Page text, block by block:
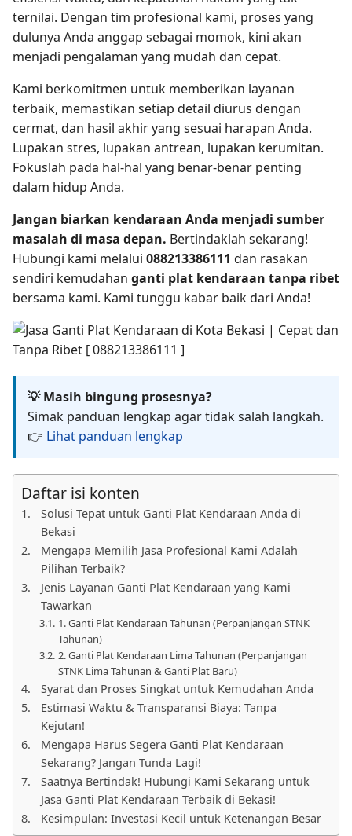
ternilai. Dengan tim profesional kami, proses yang
dulunya Anda anggap sebagai momok, kini akan
menjadi pengalaman yang mudah dan cepat.
Kami berkomitmen untuk memberikan layanan
terbaik, memastikan setiap detail diurus dengan
cermat, dan hasil akhir yang sesuai harapan Anda.
Lupakan stres, lupakan antrean, lupakan kerumitan.
Fokuslah pada hal-hal yang benar-benar penting
dalam hidup Anda.
Jangan biarkan kendaraan Anda menjadi sumber
masalah di masa depan. Bertindaklah sekarang!
Hubungi kami melalui 088213386111 dan rasakan
sendiri kemudahan ganti plat kendaraan tanpa ribet
bersama kami. Kami tunggu kabar baik dari Anda!
💡 Masih bingung prosesnya?
Simak panduan lengkap agar tidak salah langkah.
👉 Lihat panduan lengkap
Daftar isi konten
Solusi Tepat untuk Ganti Plat Kendaraan Anda di
Bekasi
Mengapa Memilih Jasa Profesional Kami Adalah
Pilihan Terbaik?
Jenis Layanan Ganti Plat Kendaraan yang Kami
Tawarkan
1. Ganti Plat Kendaraan Tahunan (Perpanjangan STNK
Tahunan)
2. Ganti Plat Kendaraan Lima Tahunan (Perpanjangan
STNK Lima Tahunan & Ganti Plat Baru)
Syarat dan Proses Singkat untuk Kemudahan Anda
Estimasi Waktu & Transparansi Biaya: Tanpa
Kejutan!
Mengapa Harus Segera Ganti Plat Kendaraan
Sekarang? Jangan Tunda Lagi!
Saatnya Bertindak! Hubungi Kami Sekarang untuk
Jasa Ganti Plat Kendaraan Terbaik di Bekasi!
Kesimpulan: Investasi Kecil untuk Ketenangan Besar